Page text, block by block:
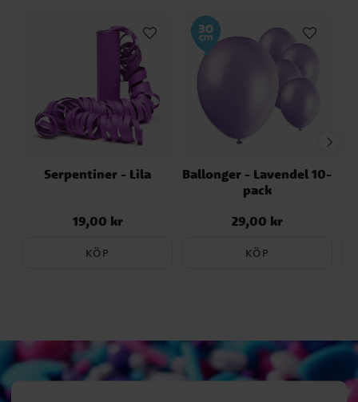
Serpentiner - Lila
Pris:19,00 kr
19,00 kr
KÖP
Ballonger - Lavendel 10-
pack
Pris:29,00 kr
29,00 kr
KÖP